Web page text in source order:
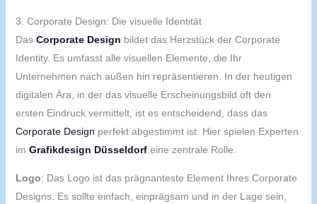
3. Corporate Design: Die visuelle Identität
Das Corporate Design bildet das Herzstück der Corporate
Identity. Es umfasst alle visuellen Elemente, die Ihr
Unternehmen nach außen hin repräsentieren. In der heutigen
digitalen Ära, in der das visuelle Erscheinungsbild oft den
ersten Eindruck vermittelt, ist es entscheidend, dass das
Corporate Design perfekt abgestimmt ist. Hier spielen Experten
im Grafikdesign Düsseldorfeine zentrale Rolle.
Logo: Das Logo ist das prägnanteste Element Ihres Corporate
Designs. Es sollte einfach, einprägsam und in der Lage sein,